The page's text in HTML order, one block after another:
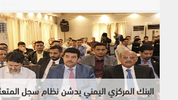
البنك المركزي اليمني يدشن نظام سجل